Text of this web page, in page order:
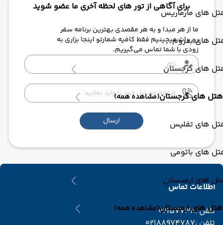
های مارماریس
های بدروم
های گرجستان
هتل های گرجستان(مشاهده همه)
های تفلیس
های باتومی
های ارمنستان
هتل های ارمنستان(مشاهده همه)
برای آگاهی از تور های لحظه آخری ما عضو شوید
ما از هر مبدا و به هر مقصدی بهترین برنامه سفر
رو برات میچینیم فقط کافیه شمارتو اینجا بزاری به
زودی با شما تماس می‌گیریم.
ارسال
اطلاعات تماس
تلفن :02157738